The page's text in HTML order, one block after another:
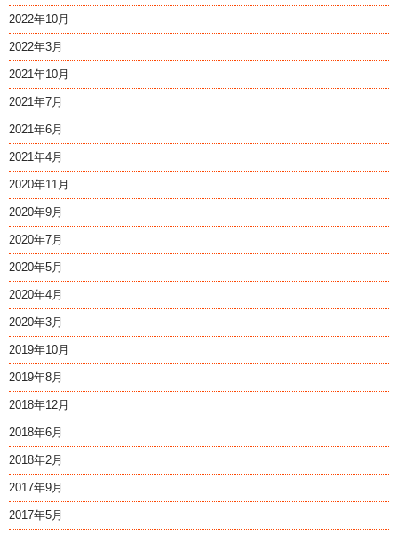
2022年10月
2022年3月
2021年10月
2021年7月
2021年6月
2021年4月
2020年11月
2020年9月
2020年7月
2020年5月
2020年4月
2020年3月
2019年10月
2019年8月
2018年12月
2018年6月
2018年2月
2017年9月
2017年5月